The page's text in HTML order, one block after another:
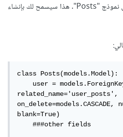
خارجي foreign key يشير إلى نموذج "Posts". هذا سيسمح لك بإنشاء
class Posts(models.Model):
    user = models.ForeignKey(User,
related_name='user_posts',
on_delete=models.CASCADE,
blank=True)
    ###other fields